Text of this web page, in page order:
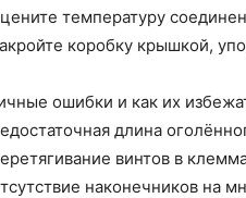
температуру
коробку крышкой,
ошибки и как их
длина
винтов в
наконечников на